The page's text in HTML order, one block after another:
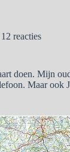
12 reacties
doen. Mijn
Maar ook